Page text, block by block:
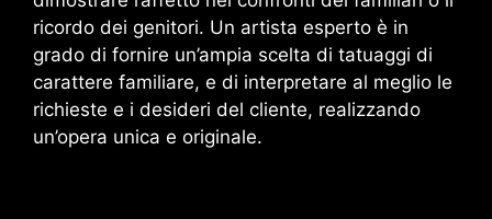
ricordo dei genitori. Un artista esperto è in
grado di fornire un’ampia scelta di tatuaggi di
carattere familiare, e di interpretare al meglio le
richieste e i desideri del cliente, realizzando
un’opera unica e originale.